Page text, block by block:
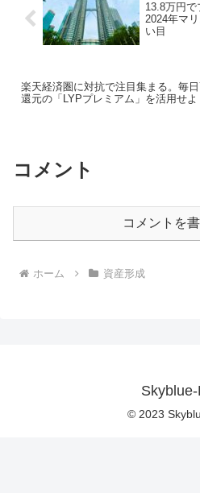
13.8万円で
2024年マ
い目
楽天経済圏に対抗で注目集まる。毎
還元の「LYPプレミアム」を活用せよ
コメント
コメントを
ホーム 資産形成
© 2023